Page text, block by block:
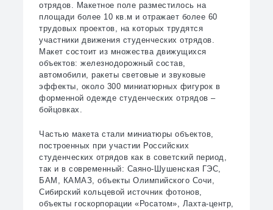
отрядов. Макетное поле разместилось на
площади более 10 кв.м и отражает более 60
трудовых проектов, на которых трудятся
участники движения студенческих отрядов.
Макет состоит из множества движущихся
объектов: железнодорожный состав,
автомобили, ракеты световые и звуковые
эффекты, около 300 миниатюрных фигурок в
форменной одежде студенческих отрядов –
бойцовках.
Частью макета стали миниатюры объектов,
построенных при участии Российских
студенческих отрядов как в советский период,
так и в современный: Саяно-Шушенская ГЭС,
БАМ, КАМАЗ, объекты Олимпийского Сочи,
Сибирский кольцевой источник фотонов,
объекты госкорпорации «Росатом», Лахта-центр,